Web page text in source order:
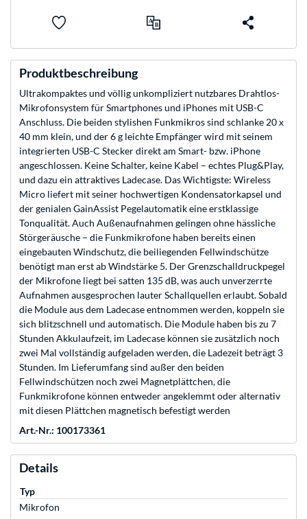
Produktbeschreibung
Ultrakompaktes und völlig unkompliziert nutzbares Drahtlos-
Mikrofonsystem für Smartphones und iPhones mit USB-C
Anschluss. Die beiden stylishen Funkmikros sind schlanke 20 x
40 mm klein, und der 6 g leichte Empfänger wird mit seinem
integrierten USB-C Stecker direkt am Smart- bzw. iPhone
angeschlossen. Keine Schalter, keine Kabel – echtes Plug&Play,
und dazu ein attraktives Ladecase. Das Wichtigste: Wireless
Micro liefert mit seiner hochwertigen Kondensatorkapsel und
der genialen GainAssist Pegelautomatik eine erstklassige
Tonqualität. Auch Außenaufnahmen gelingen ohne hässliche
Störgeräusche – die Funkmikrofone haben bereits einen
eingebauten Windschutz, die beiliegenden Fellwindschütze
benötigt man erst ab Windstärke 5. Der Grenzschalldruckpegel
der Mikrofone liegt bei satten 135 dB, was auch unverzerrte
Aufnahmen ausgesprochen lauter Schallquellen erlaubt. Sobald
die Module aus dem Ladecase entnommen werden, koppeln sie
sich blitzschnell und automatisch. Die Module haben bis zu 7
Stunden Akkulaufzeit, im Ladecase können sie zusätzlich noch
zwei Mal vollständig aufgeladen werden, die Ladezeit beträgt 3
Stunden. Im Lieferumfang sind außer den beiden
Fellwindschützen noch zwei Magnetplättchen, die
Funkmikrofone können entweder angeklemmt oder alternativ
mit diesen Plättchen magnetisch befestigt werden
Art.-Nr.: 100173361
Details
Typ
Mikrofon